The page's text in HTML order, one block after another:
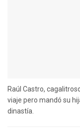
Raúl Castro,
viaje pero mandó su
dinastía.